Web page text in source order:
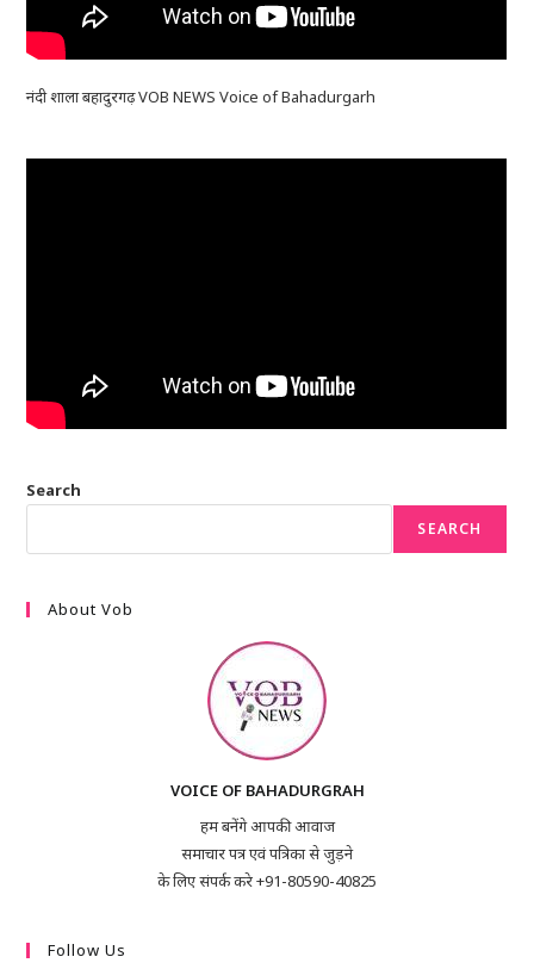
नंदी शाला बहादुरगढ़ VOB NEWS Voice of Bahadurgarh
Search
SEARCH
About Vob
VOICE OF BAHADURGRAH
हम बनेंगे आपकी आवाज
समाचार पत्र एवं पत्रिका से जुड़ने
के लिए संपर्क करे +91-80590-40825
Follow Us